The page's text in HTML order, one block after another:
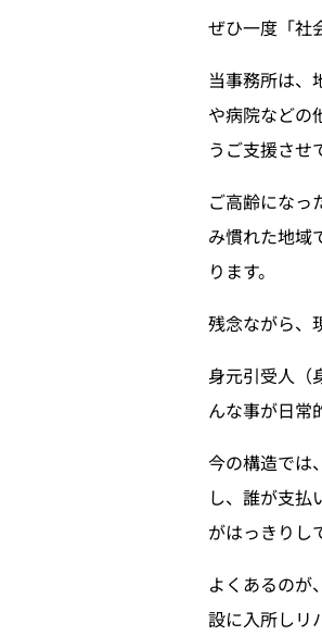
ぜひ一度「社
当事務所は、
や病院などの
うご支援させ
ご高齢になっ
み慣れた地域
ります。
残念ながら、
身元引受人（
んな事が日常
今の構造では
し、誰が支払
がはっきりし
よくあるのが
設に入所しリ